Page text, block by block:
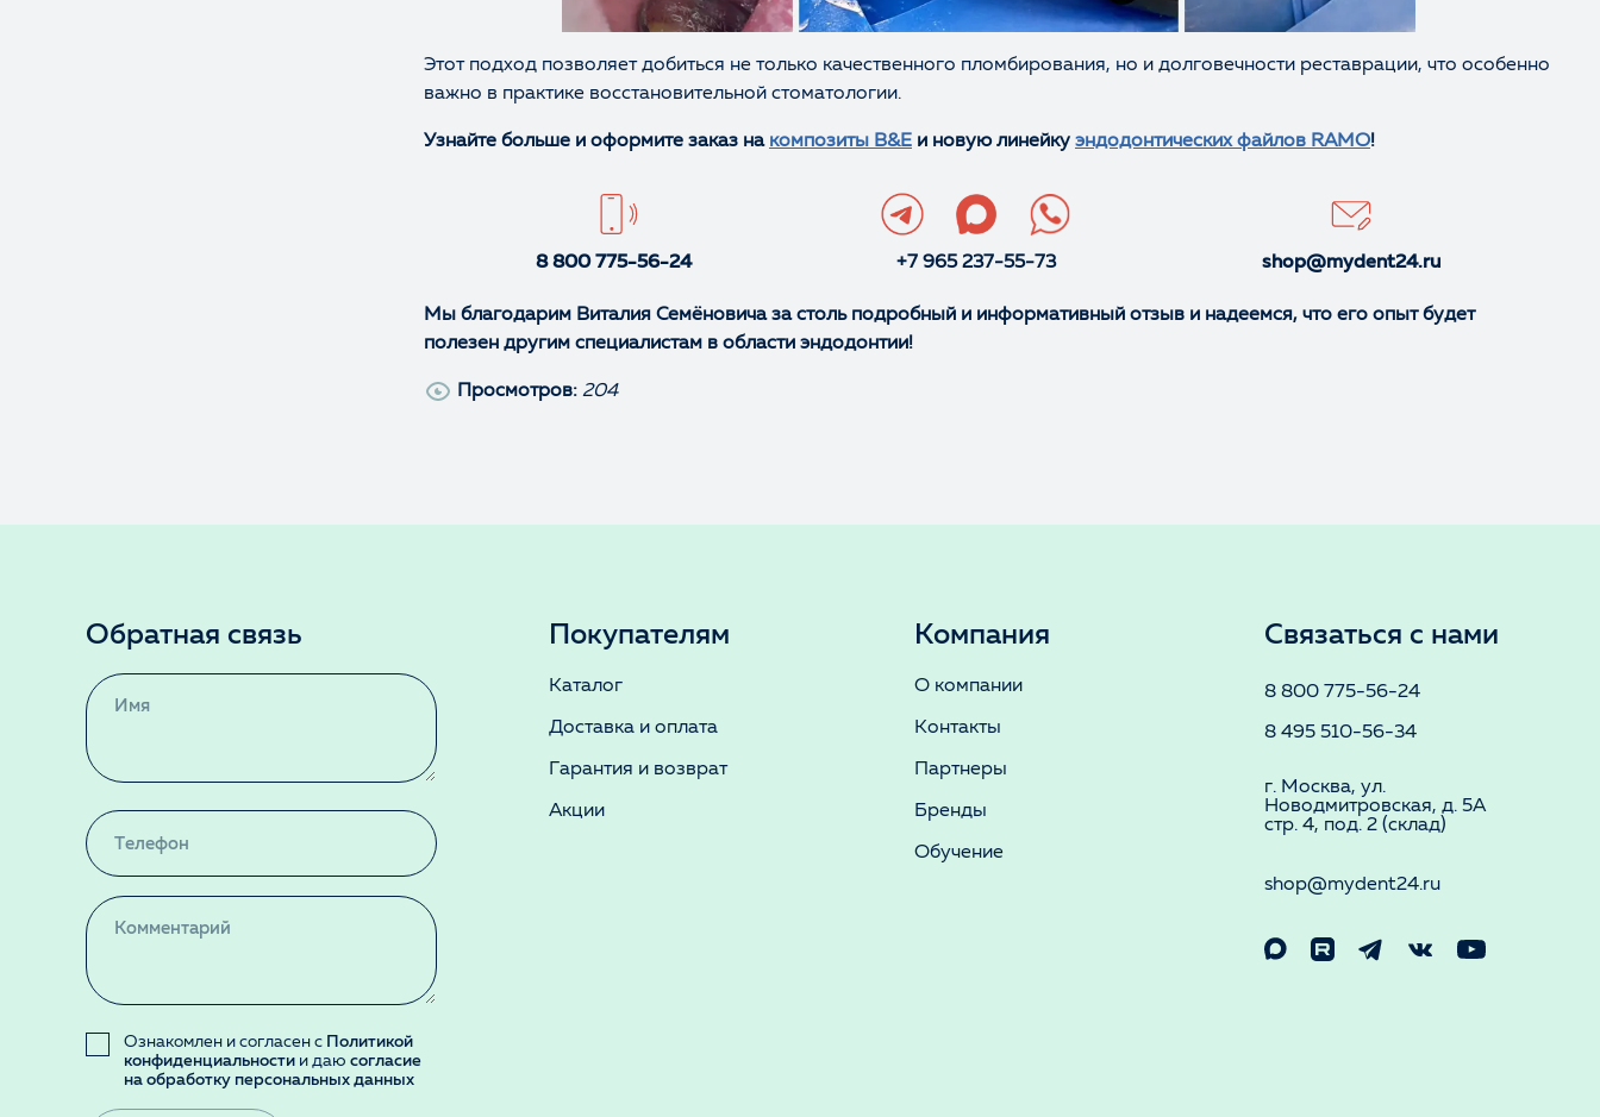
Этот подход позволяет добиться не только качественного пломбирования, но и долговечности реставрации, что особенно
важно в практике восстановительной стоматологии.
Узнайте больше и оформите заказ на композиты B&E и новую линейку эндодонтических файлов RAMO!
8 800 775-56-24 +7 965 237-55-73 shop@mydent24.ru
Мы благодарим Виталия Семёновича за столь подробный и информативный отзыв и надеемся, что его опыт будет
полезен другим специалистам в области эндодонтии!
Просмотров: 204
Обратная связь
Ознакомлен и согласен с Политикой
конфиденциальности и даю согласие
на обработку персональных данных
Покупателям
Каталог
Доставка и оплата
Гарантия и возврат
Акции
Компания
О компании
Контакты
Партнеры
Бренды
Обучение
Связаться с нами
8 800 775-56-24
8 495 510-56-34
г. Москва, ул.
Новодмитровская, д. 5А
стр. 4, под. 2 (склад)
shop@mydent24.ru